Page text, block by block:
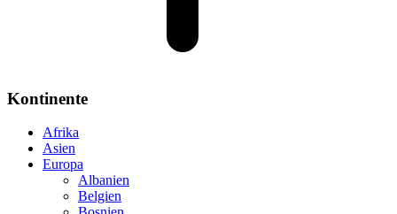
Kontinente
Afrika
Asien
Europa
Albanien
Belgien